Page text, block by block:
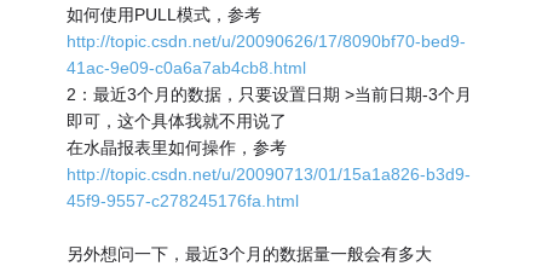
如何使用PULL模式，参考
http://topic.csdn.net/u/20090626/17/8090bf70-bed9-
41ac-9e09-c0a6a7ab4cb8.html
2：最近3个月的数据，只要设置日期 >当前日期-3个月
即可，这个具体我就不用说了
在水晶报表里如何操作，参考
http://topic.csdn.net/u/20090713/01/15a1a826-b3d9-
45f9-9557-c278245176fa.html
另外想问一下，最近3个月的数据量一般会有多大